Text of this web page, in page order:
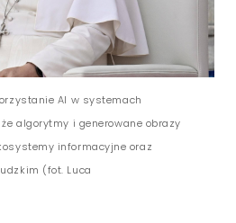
AI w systemach
algorytmy i generowane obrazy
informacyjne oraz
(fot. Luca